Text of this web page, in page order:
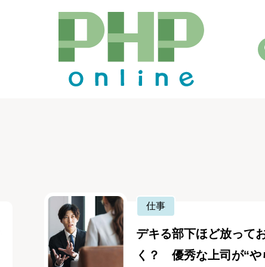
仕事
デキる部下ほど放って
く？ 優秀な上司が“や